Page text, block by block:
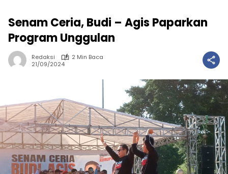
Senam Ceria, Budi – Agis Paparkan
Program Unggulan
Redaksi
2 Min Baca
21/09/2024